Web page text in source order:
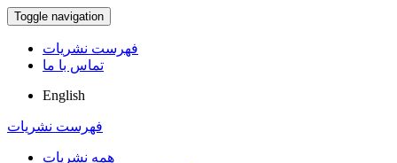
Toggle navigation
فهرست نشریات
تماس با ما
English
فهرست نشریات
همه نشریات